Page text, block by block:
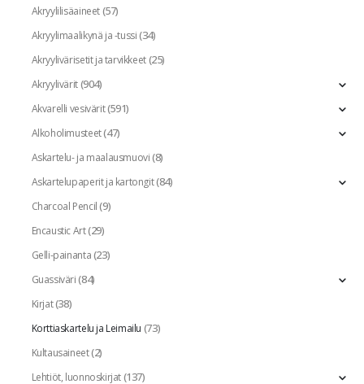
Akryylilisäaineet(57)
Akryylimaalikynä ja -tussi(34)
Akryylivärisetit ja tarvikkeet(25)
Akryylivärit(904)
Akvarelli vesivärit(591)
Alkoholimusteet(47)
Askartelu- ja maalausmuovi(8)
Askartelupaperit ja kartongit(84)
Charcoal Pencil(9)
Encaustic Art(29)
Gelli-painanta(23)
Guassiväri(84)
Kirjat(38)
Korttiaskartelu ja Leimailu (73)
Kultausaineet(2)
Lehtiöt, luonnoskirjat(137)